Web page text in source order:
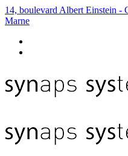
14, boulevard Albert Einstein -
Marne